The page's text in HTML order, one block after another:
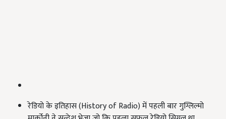
रेडियो के इतिहास (History of Radio) में पहली बार गुग्लिल्मो